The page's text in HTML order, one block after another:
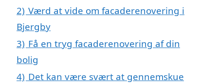
2) Værd at vide om facaderenovering i
Bjergby
3) Få en tryg facaderenovering af din
bolig
4) Det kan være svært at gennemskue